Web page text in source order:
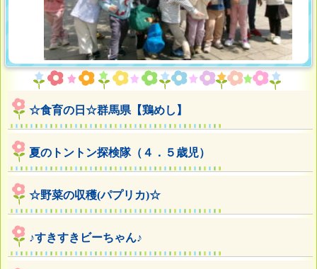
☆食育の日☆群馬県【鶏めし】
夏のトントン探検隊（４．５歳児）
☆野菜の収穫(パプリカ)☆
♪すきすきビーちゃん♪